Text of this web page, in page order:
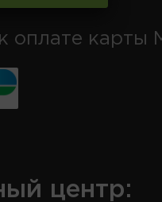
оплате карты
центр: